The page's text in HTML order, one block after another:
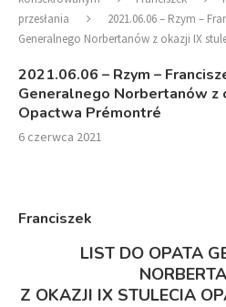
przesłania
2021.06.06 – Rzym –
Generalnego Norbertanów z okazji IX
2021.06.06 – Rzym –
Generalnego Norbertanów z
Opactwa Prémontré
6 czerwca 2021
Franciszek
LIST DO OPATA
Z OKAZJI IX STULECIA